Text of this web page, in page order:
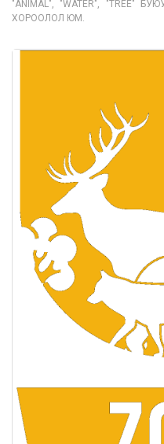
"ANIMAL", "WATER", "TREE"
ХОРООЛОЛ ЮМ.